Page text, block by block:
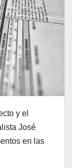
y el
José
en las